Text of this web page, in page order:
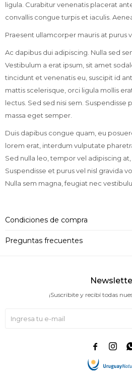
ligula. Curabitur venenatis placerat
convallis congue turpis et iaculis.
Praesent ullamcorper mauris at purus
Ac dapibus dui adipiscing. Nulla sed
Vestibulum a erat ipsum, sit amet
tincidunt et venenatis eu, suscipit id
mattis scelerisque, orci ligula mollis
lectus. Sed sed nisi sem. Suspendisse
massa eget semper.
Duis dapibus congue quam, eu
lorem erat, interdum vulputate
Sed nulla leo, tempor vel adipiscing
Suspendisse et purus vel nisl gravida
Nulla sem magna, feugiat nec
Condiciones de compra
Preguntas frecuentes
¡Suscribite y recibí todas
 